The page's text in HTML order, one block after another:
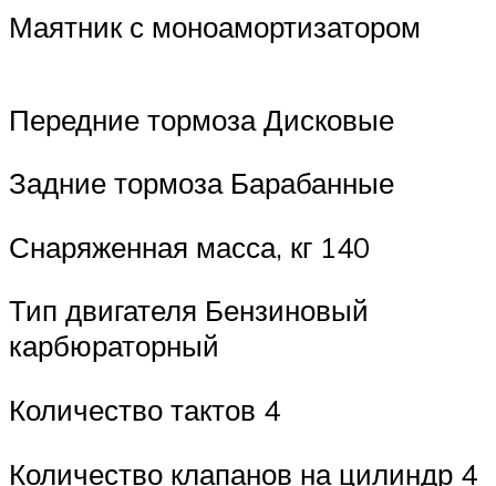
Маятник с моноамортизатором
Передние тормоза Дисковые
Задние тормоза Барабанные
Снаряженная масса, кг 140
Тип двигателя Бензиновый
карбюраторный
Количество тактов 4
Количество клапанов на цилиндр 4